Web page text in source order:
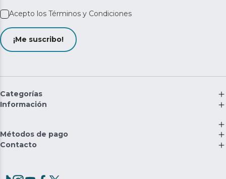
Acepto los Términos y Condiciones
¡Me suscribo!
Categorías
Información
Métodos de pago
Contacto